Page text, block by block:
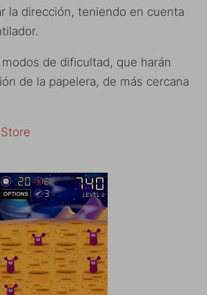
la dirección, teniendo en cuenta
de dificultad, que harán
de la papelera, de más cercana